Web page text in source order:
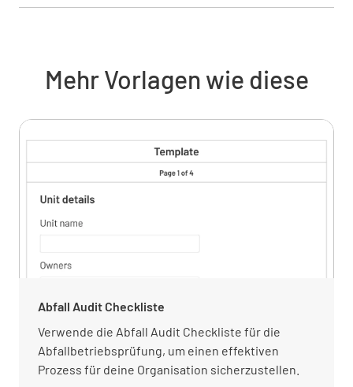
Mehr Vorlagen wie diese
Abfall Audit Checkliste
Verwende die Abfall Audit Checkliste für die
Abfallbetriebsprüfung, um einen effektiven
Prozess für deine Organisation sicherzustellen.